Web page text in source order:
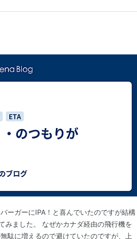
ーガーにIPA！と喜んでいたのですが結構
みました。 なぜかカナダ経由の飛行機を
駄に増えるので避けていたのですが、上